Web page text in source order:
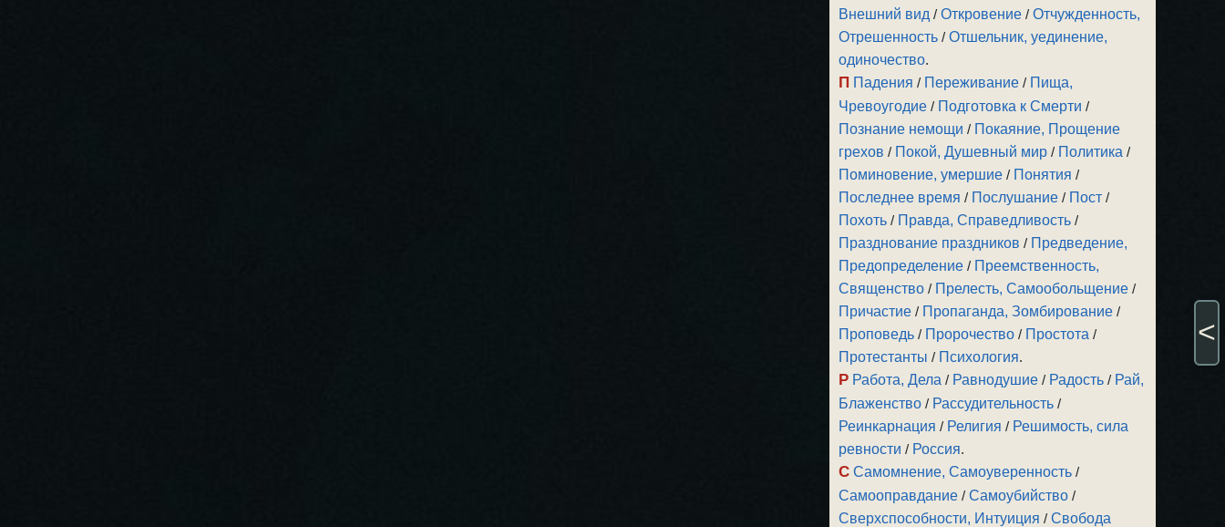
Внешний вид /Откровение /Отчужденность,
Отрешенность /Отшельник, уединение,
одиночество.
П Падения / Переживание / Пища,
Чревоугодие / Подготовка к Смерти /
Познание немощи / Покаяние, Прощение
грехов / Покой, Душевный мир / Политика /
Поминовение, умершие / Понятия /
Последнее время / Послушание / Пост /
Похоть / Правда, Справедливость /
Празднование праздников / Предведение,
Предопределение / Преемственность,
Священство / Прелесть, Самообольщение /
Причастие / Пропаганда, Зомбирование /
Проповедь / Пророчество / Простота /
Протестанты / Психология.
Р Работа, Дела / Равнодушие / Радость / Рай,
Блаженство / Рассудительность /
Реинкарнация / Религия / Решимость, сила
ревности / Россия.
С Самомнение, Самоуверенность /
Самооправдание /Самоубийство /
Сверхспособности, Интуиция /Свобода
<